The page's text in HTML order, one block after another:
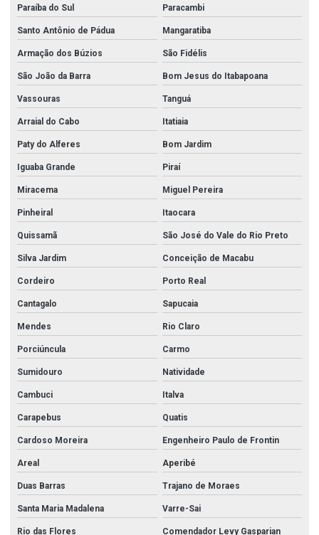
Paraíba do Sul Paracambi
Santo Antônio de Pádua Mangaratiba
Armação dos Búzios São Fidélis
São João da Barra Bom Jesus do Itabapoana
Vassouras Tanguá
Arraial do Cabo Itatiaia
Paty do Alferes Bom Jardim
Iguaba Grande Piraí
Miracema Miguel Pereira
Pinheiral Itaocara
Quissamã São José do Vale do Rio Preto
Silva Jardim Conceição de Macabu
Cordeiro Porto Real
Cantagalo Sapucaia
Mendes Rio Claro
Porciúncula Carmo
Sumidouro Natividade
Cambuci Italva
Carapebus Quatis
Cardoso Moreira Engenheiro Paulo de Frontin
Areal Aperibé
Duas Barras Trajano de Moraes
Santa Maria Madalena Varre-Sai
Rio das Flores Comendador Levy Gasparian